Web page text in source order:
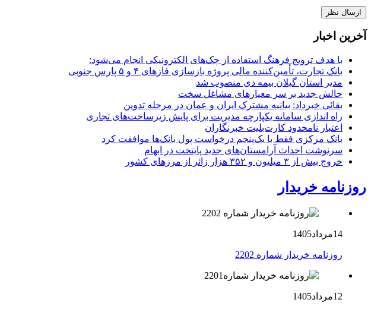
آخرین اخبار
با هدف ترویج فرهنگ استفاده از چک‌های الکترونیکی انجام می‌شود:
بانک تجارت، تأمین‌کننده مالی پروژه بازسازی فازهای ۴ و ۵ پارس جنوبی
مدیر استان گیلان بیمه دی منصوب شد
چالش جدید بر سر معیارهای مشاغل سخت
بقائی خبرداد: بیانیه مشترک ایران و عمان در مرحله تدوین
راه اندازی سامانه یکپارچه مدیریت برای پایش زیرساخت‌های تجاری
اعتبار نامحدود کارت‌بلیت خبرنگاران
بانک مرکزی فقط با یک‌‎پنجم درخواست پول بانک‌ها موافقت کرد
سرنوشت احداث آرامستان‌های جدید پایتخت در ابهام
خروج بیش از ۳ میلیون و ۳۵۲ هزار زائر از مرزهای کشور
روزنامه خریدار
14مرداد1405
روزنامه خریدار شماره 2202
12مرداد1405